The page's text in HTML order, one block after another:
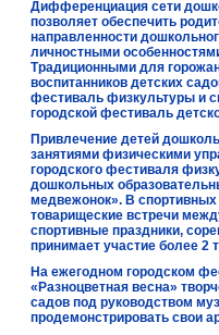
Дифференциация сети
позволяет обеспечить
направленности
личностными
Традиционными для
воспитанников детских
фестиваль физкультуры и
городской фестиваль
Привлечение детей
занятиями физическими
городского фестиваля
дошкольных
медвежонок». В
товарищеские встречи
спортивные праздники,
принимает участие более 2
На ежегодном городском
«Разноцветная весна»
садов под руководством
продемонстрировать свои